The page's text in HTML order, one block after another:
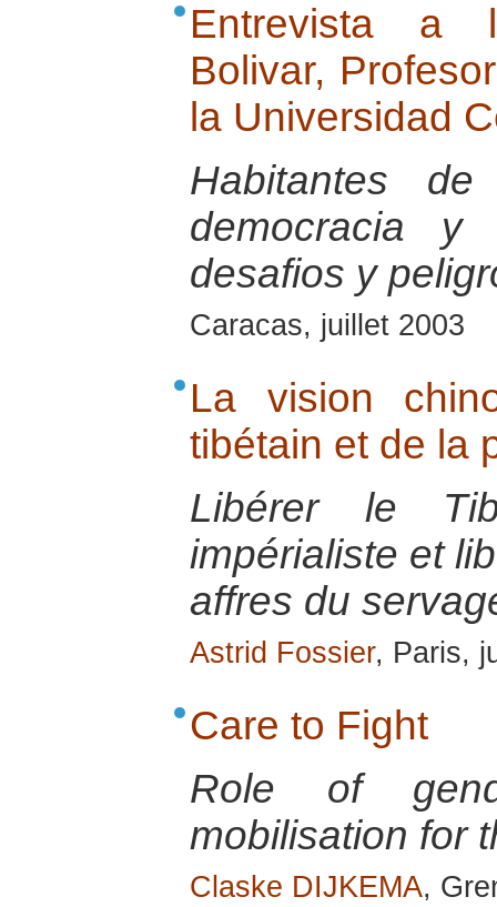
Entrevista a
Bolivar,
la Universidad
Habitantes de
democracia y
desafios y
Caracas, juillet 2003
La vision
tibétain et de la
Libérer le
impérialiste et
affres du
Astrid Fossier, Paris,
Care to Fight
Role of
mobilisation for
Claske DIJKEMA,